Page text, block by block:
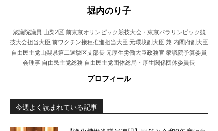
堀内のり子
衆議院議員 山梨2区 前東京オリンピック競技大会・東京パラリンピック競
技大会担当大臣 前ワクチン接種推進担当大臣 元環境副大臣 兼 内閣府副大臣
自由民主党山梨県第二選挙区支部長 元厚生労働大臣政務官 衆議院予算委員
会理事 自由民主党総務 自由民主党団体総局・厚生関係団体委員長
プロフィール
今週よく読まれている記事